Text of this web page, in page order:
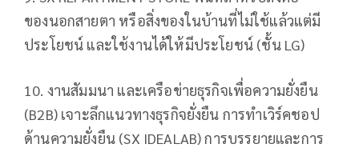
ของนอกสายตา หรือสิ่งของในบ้านที่ไม่ใช้แล้วแต่มี
ประโยชน์ และใช้งานได้ให้มีประโยชน์ (ชั้น LG)
10. งานสัมมนา และเครือข่ายธุรกิจเพื่อความยั่งยืน
(B2B) เจาะลึกแนวทางธุรกิจยั่งยืน การทำเวิร์คชอป
ด้านความยั่งยืน (SX IDEALAB) การบรรยายและการ